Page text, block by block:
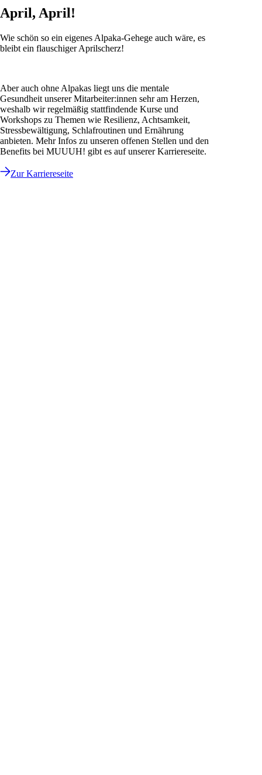
April, April!
Wie schön so ein eigenes Alpaka-Gehege auch wäre, es
bleibt ein flauschiger Aprilscherz!
Aber auch ohne Alpakas liegt uns die mentale
Gesundheit unserer Mitarbeiter:innen sehr am Herzen,
weshalb wir regelmäßig stattfindende Kurse und
Workshops zu Themen wie Resilienz, Achtsamkeit,
Stressbewältigung, Schlafroutinen und Ernährung
anbieten. Mehr Infos zu unseren offenen Stellen und den
Benefits bei MUUUH! gibt es auf unserer Karriereseite.
Zur Karriereseite